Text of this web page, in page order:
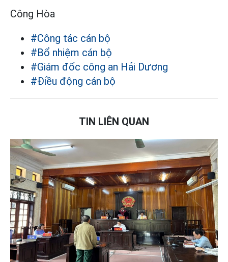
Công Hòa
#Công tác cán bộ
#Bổ nhiệm cán bộ
#Giám đốc công an Hải Dương
#Điều động cán bộ
TIN LIÊN QUAN